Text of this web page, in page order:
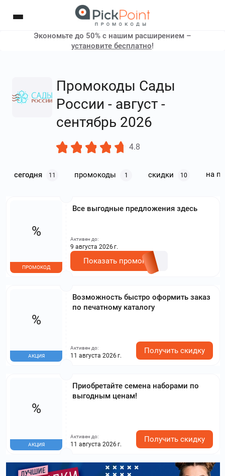
Экономьте до 50% с нашим расширением –
установите бесплатно!
Промокоды Сады
России - август -
сентябрь 2026
4.8
сегодня 11 промокоды 1 скидки 10 на
Все выгодные предложения здесь
%
ПРОМОКОД
Активен до:
9 августа 2026 г.
Показать промокод
Возможность быстро оформить заказ
по печатному каталогу
%
АКЦИЯ
Активен до:
11 августа 2026 г.
Получить скидку
Приобретайте семена наборами по
выгодным ценам!
%
АКЦИЯ
Активен до:
11 августа 2026 г.
Получить скидку